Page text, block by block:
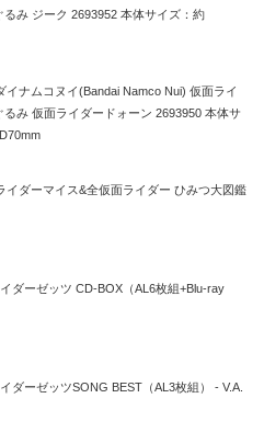
るみ ジーク 2693952 本体サイズ：約
イナムコヌイ(Bandai Namco Nui) 仮面ライ
るみ 仮面ライダードォーン 2693950 本体サ
イダーマイス&全仮面ライダー ひみつ大図鑑
ダーゼッツ CD-BOX（AL6枚組+Blu-ray
ダーゼッツSONG BEST（AL3枚組） - V.A.